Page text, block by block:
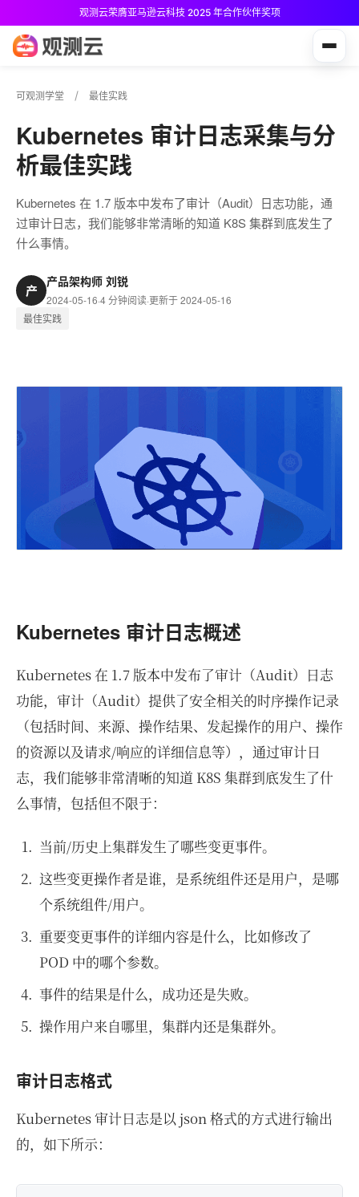
观测云荣膺亚马逊云科技 2025 年合作伙伴奖项
可观测学堂 最佳实践
Kubernetes 审计日志采集与分
析最佳实践
​Kubernetes 在 1.7 版本中发布了审计（Audit）日志功能，通
过审计日志，我们能够非常清晰的知道 K8S 集群到底发生了
什么事情。
产
产品架构师 刘锐
2024-05-16·4 分钟阅读·更新于 2024-05-16
最佳实践
Kubernetes 审计日志概述
Kubernetes 在 1.7 版本中发布了审计（Audit）日志
功能，审计（Audit）提供了安全相关的时序操作记录
（包括时间、来源、操作结果、发起操作的用户、操作
的资源以及请求/响应的详细信息等），通过审计日
志，我们能够非常清晰的知道 K8S 集群到底发生了什
么事情，包括但不限于：
当前/历史上集群发生了哪些变更事件。
这些变更操作者是谁，是系统组件还是用户，是哪
个系统组件/用户。
重要变更事件的详细内容是什么，比如修改了
POD 中的哪个参数。
事件的结果是什么，成功还是失败。
操作用户来自哪里，集群内还是集群外。
审计日志格式
Kubernetes 审计日志是以 json 格式的方式进行输出
的，如下所示：